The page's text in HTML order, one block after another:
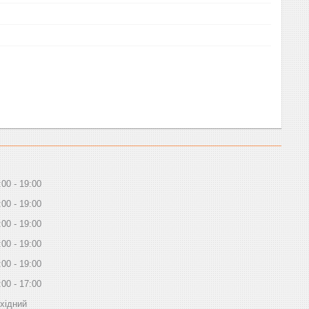
19:00
19:00
19:00
19:00
19:00
17:00